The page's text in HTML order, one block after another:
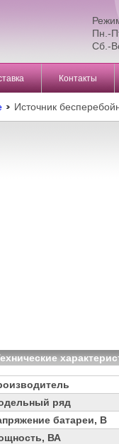
Пн.-
Сб.-
Контакты
Источник
ряд
батареи, В
ВА